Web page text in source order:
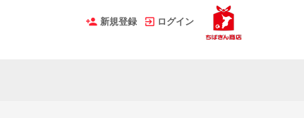
新規登録 ログイン